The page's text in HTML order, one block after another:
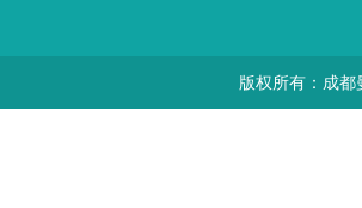
版权所有：成